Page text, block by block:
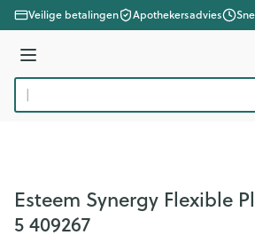
Ga naar de inhoud
Veilige betalingen Apothekersadvies
Menu
Product, merk, categorie...
Esteem Synergy Flexible
5 409267